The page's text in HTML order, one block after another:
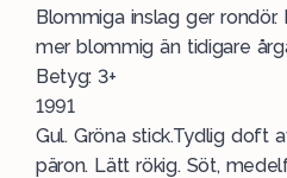
Blommiga inslag ger
mer blommig än tidigare
Betyg: 3+
1991
Gul. Gröna stick.Tydlig doft
päron. Lätt rökig. Söt,